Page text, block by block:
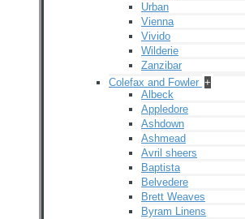
Urban
Vienna
Vivido
Wilderie
Zanzibar
Colefax and Fowler +
Albeck
Appledore
Ashdown
Ashmead
Avril sheers
Baptista
Belvedere
Brett Weaves
Byram Linens